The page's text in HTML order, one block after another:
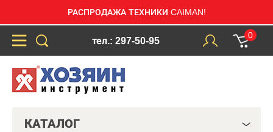
РАСПРОДАЖА ТЕХНИКИ CAIMAN!
тел.: 297-50-95
0
КАТАЛОГ